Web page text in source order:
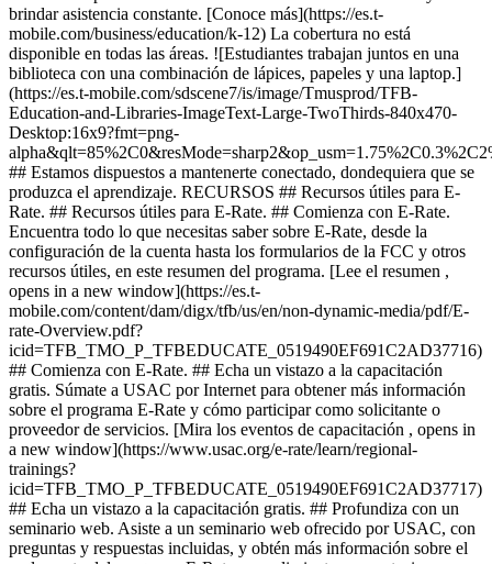
brindar asistencia constante. [Conoce más](https://es.t-
mobile.com/business/education/k-12) La cobertura no está
disponible en todas las áreas. ![Estudiantes trabajan juntos en una
biblioteca con una combinación de lápices, papeles y una laptop.]
(https://es.t-mobile.com/sdscene7/is/image/Tmusprod/TFB-
Education-and-Libraries-ImageText-Large-TwoThirds-840x470-
Desktop:16x9?fmt=png-
## Estamos dispuestos a mantenerte conectado, dondequiera que se
produzca el aprendizaje. RECURSOS ## Recursos útiles para E-
Rate. ## Recursos útiles para E-Rate. ## Comienza con E-Rate.
Encuentra todo lo que necesitas saber sobre E-Rate, desde la
configuración de la cuenta hasta los formularios de la FCC y otros
recursos útiles, en este resumen del programa. [Lee el resumen ,
opens in a new window](https://es.t-
mobile.com/content/dam/digx/tfb/us/en/non-dynamic-media/pdf/E-
rate-Overview.pdf?
icid=TFB_TMO_P_TFBEDUCATE_0519490EF691C2AD37716)
## Comienza con E-Rate. ## Echa un vistazo a la capacitación
gratis. Súmate a USAC por Internet para obtener más información
sobre el programa E-Rate y cómo participar como solicitante o
proveedor de servicios. [Mira los eventos de capacitación , opens in
a new window](https://www.usac.org/e-rate/learn/regional-
trainings?
icid=TFB_TMO_P_TFBEDUCATE_0519490EF691C2AD37717)
## Echa un vistazo a la capacitación gratis. ## Profundiza con un
seminario web. Asiste a un seminario web ofrecido por USAC, con
preguntas y respuestas incluidas, y obtén más información sobre el